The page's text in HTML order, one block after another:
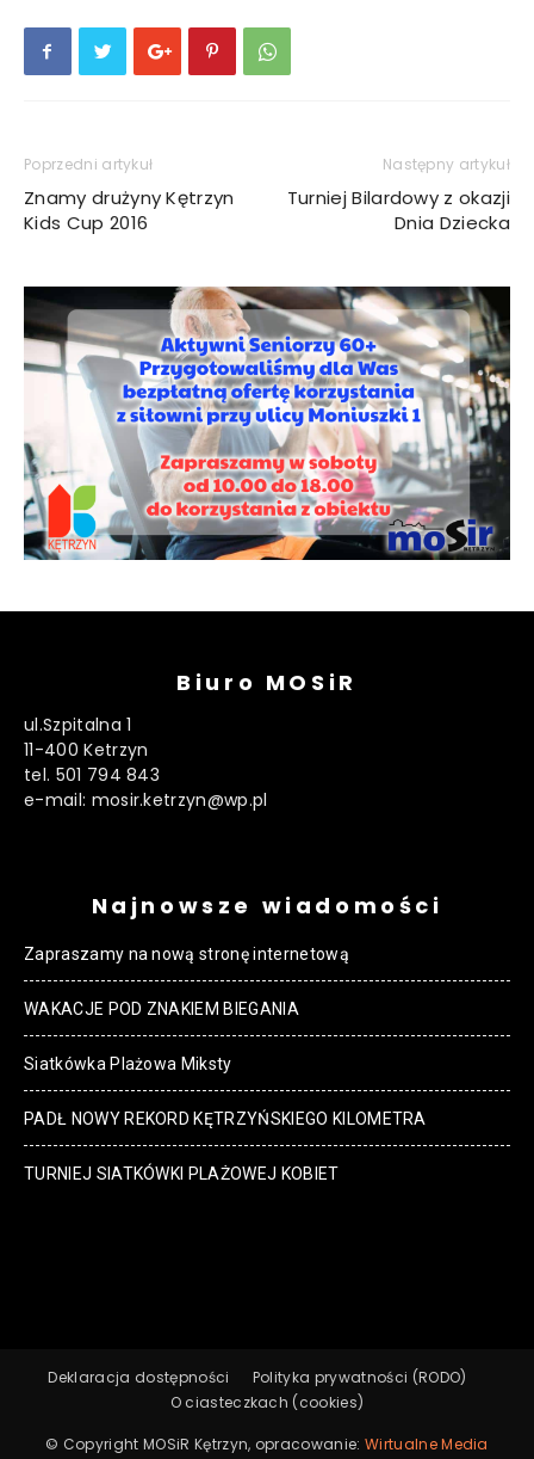
Poprzedni artykuł
Znamy drużyny Kętrzyn
Kids Cup 2016
Następny artykuł
Turniej Bilardowy z okazji
Dnia Dziecka
Biuro MOSiR
ul.Szpitalna 1
11-400 Ketrzyn
tel. 501 794 843
e-mail: mosir.ketrzyn@wp.pl
Najnowsze wiadomości
Zapraszamy na nową stronę internetową
WAKACJE POD ZNAKIEM BIEGANIA
Siatkówka Plażowa Miksty
PADŁ NOWY REKORD KĘTRZYŃSKIEGO KILOMETRA
TURNIEJ SIATKÓWKI PLAŻOWEJ KOBIET
Deklaracja dostępności
Polityka prywatności (RODO)
O ciasteczkach (cookies)
© Copyright MOSiR Kętrzyn, opracowanie: Wirtualne Media